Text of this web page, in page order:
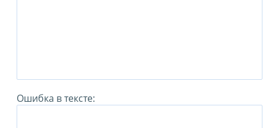
Ошибка в тексте: